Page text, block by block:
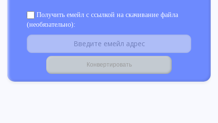
Получить емейл с ссылкой на скачивание файла
(необязательно):